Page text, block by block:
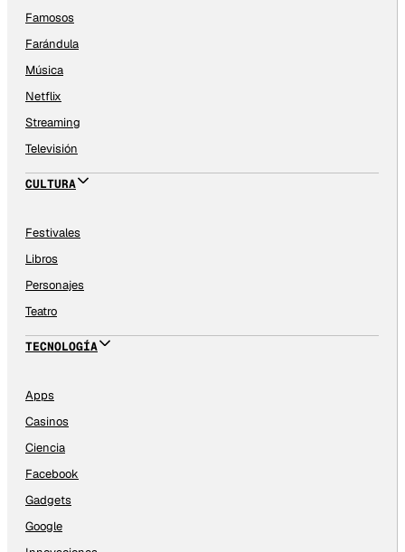
Famosos
Farándula
Música
Netflix
Streaming
Televisión
CULTURA
Festivales
Libros
Personajes
Teatro
TECNOLOGÍA
Apps
Casinos
Ciencia
Facebook
Gadgets
Google